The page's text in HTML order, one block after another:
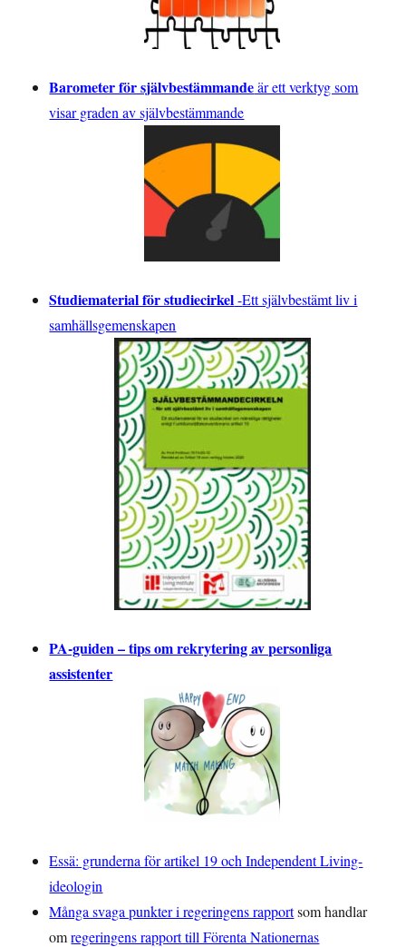
Barometer för självbestämmandeär ett verktyg som
visar graden av självbestämmande
Studiematerial för studiecirkel-Ett självbestämt liv i
samhällsgemenskapen
PA-guiden – tips om rekrytering av personliga
assistenter
Essä: grunderna för artikel 19 och Independent Living-
ideologin
Många svaga punkter i regeringens rapportsom handlar
omregeringens rapport till Förenta Nationernas